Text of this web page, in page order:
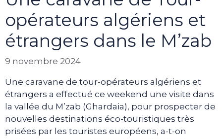
opérateurs algériens et
étrangers dans le M’zab
9 novembre 2024
Une caravane de tour-opérateurs algériens et
étrangers a effectué ce weekend une visite dans
la vallée du M’zab (Ghardaia), pour prospecter de
nouvelles destinations éco-touristiques très
prisées par les touristes européens, a-t-on